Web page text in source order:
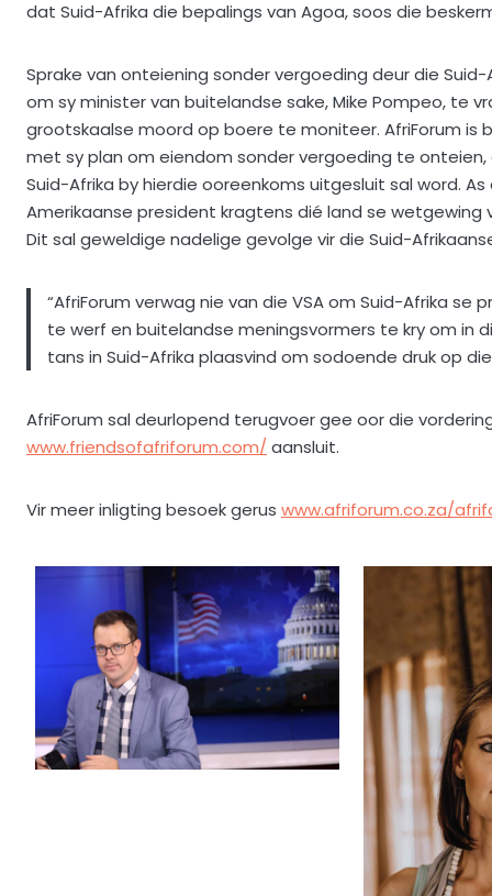
dat Suid-Afrika die bepalings van Agoa, soos die
Sprake van onteiening sonder vergoeding deur die
om sy minister van buitelandse sake, Mike Pompeo, te
grootskaalse moord op boere te moniteer. AfriForum
met sy plan om eiendom sonder vergoeding te
Suid-Afrika by hierdie ooreenkoms uitgesluit sal word.
Amerikaanse president kragtens dié land se
Dit sal geweldige nadelige gevolge vir die Suid-
“AfriForum verwag nie van die VSA om Suid-Afrika
te werf en buitelandse meningsvormers te kry om
tans in Suid-Afrika plaasvind om sodoende druk op
AfriForum sal deurlopend terugvoer gee oor die
www.friendsofafriforum.com/ aansluit.
Vir meer inligting besoek gerus www.afriforum.co.za/